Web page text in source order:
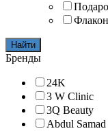
Найти
Бренды
24K
3 W Clinic
3Q Beauty
Abdul